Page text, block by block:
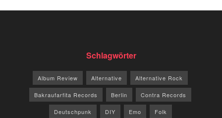
Schlagwörter
Album Review Alternative Alternative Rock
Bakraufarfita Records Berlin Contra Records
Deutschpunk DIY Emo Folk